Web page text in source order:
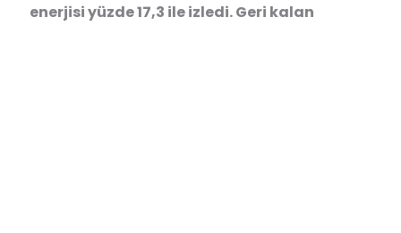
enerjisi yüzde 17,3 ile izledi. Geri kalan